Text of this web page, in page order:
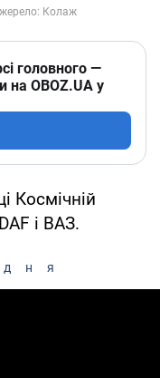
головного —
на OBOZ.UA у
Космічній
і ВАЗ.